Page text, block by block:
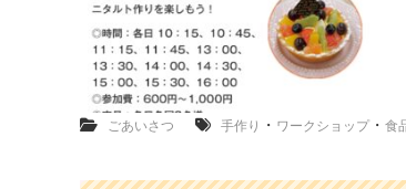
ごあいさつ 手作り ・ ワークショップ ・ 食